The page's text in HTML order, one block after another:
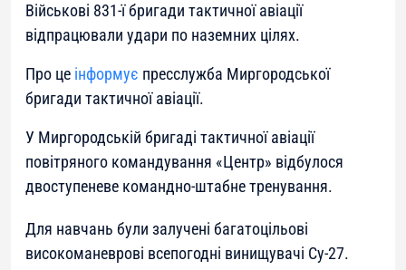
Військові 831-ї бригади тактичної авіації
відпрацювали удари по наземних цілях.
Про це інформує пресслужба Миргородської
бригади тактичної авіації.
У Миргородській бригаді тактичної авіації
повітряного командування «Центр» відбулося
двоступеневе командно-штабне тренування.
Для навчань були залучені багатоцільові
високоманеврові всепогодні винищувачі Су-27.